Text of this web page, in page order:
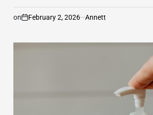
on February 2, 2026 Annett